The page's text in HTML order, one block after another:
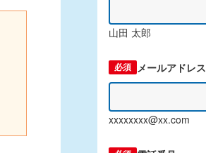
山田 太郎
必須 メールアドレス
xxxxxxxx@xx.com